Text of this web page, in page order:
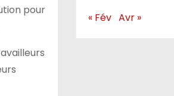
pour
« Fév Avr »